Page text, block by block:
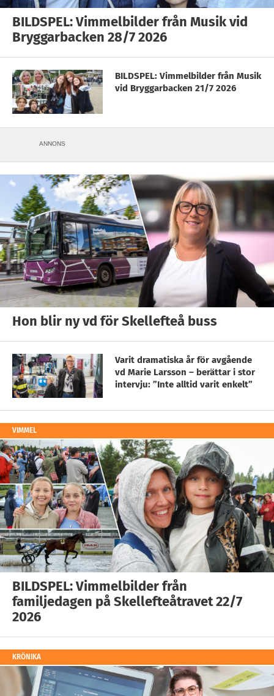
BILDSPEL: Vimmelbilder från Musik vid
Bryggarbacken 28/7 2026
BILDSPEL: Vimmelbilder från Musik
vid Bryggarbacken 21/7 2026
ANNONS
Hon blir ny vd för Skellefteå buss
Varit dramatiska år för avgående
vd Marie Larsson – berättar i stor
intervju: ”Inte alltid varit enkelt”
VIMMEL
BILDSPEL: Vimmelbilder från
familjedagen på Skellefteåtravet 22/7
2026
KRÖNIKA